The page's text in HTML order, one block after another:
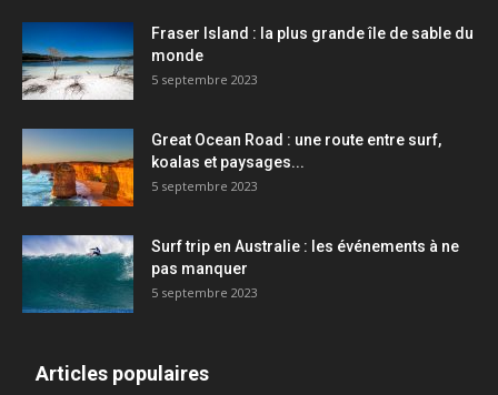
Fraser Island : la plus grande île de sable du
monde
5 septembre 2023
Great Ocean Road : une route entre surf,
koalas et paysages...
5 septembre 2023
Surf trip en Australie : les événements à ne
pas manquer
5 septembre 2023
Articles populaires